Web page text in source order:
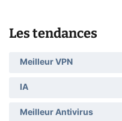
Les tendances
Meilleur VPN
IA
Meilleur Antivirus